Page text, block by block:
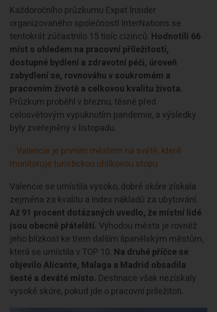
Každoročního průzkumu Expat Insider
organizovaného společností InterNations se
tentokrát zúčastnilo 15 tisíc cizinců. Hodnotili 66
míst s ohledem na pracovní příležitosti,
dostupné bydlení a zdravotní péči, úroveň
zabydlení se, rovnováhu v soukromém a
pracovním životě a celkovou kvalitu života.
Průzkum proběhl v březnu, těsně před
celosvětovým vypuknutím pandemie, a výsledky
byly zveřejněny v listopadu.
Valencie je prvním městem na světě, které
monitoruje turistickou uhlíkovou stopu
Valencie se umístila vysoko, dobré skóre získala
zejména za kvalitu a index nákladů za ubytování.
Až 91 procent dotázaných uvedlo, že místní lidé
jsou obecně přátelští. Výhodou města je rovněž
jeho blízkost ke třem dalším španělským městům,
která se umístila v TOP 10. Na druhé příčce se
objevilo Alicante, Malaga a Madrid obsadila
šesté a deváté místo. Destinace však nezískaly
vysoké skóre, pokud jde o pracovní príležitoti.